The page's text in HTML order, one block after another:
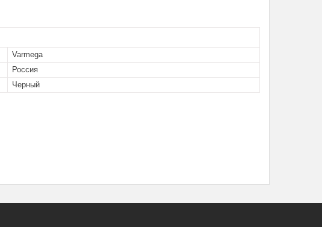
Varmega
Россия
Черный